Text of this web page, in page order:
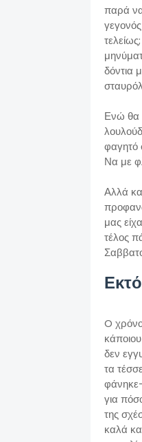
παρά
δόντια
Ενώ θα
φαγητό
Να με
Αλλά
μας
τέλος
O
δεν
τα
για
της
καλά